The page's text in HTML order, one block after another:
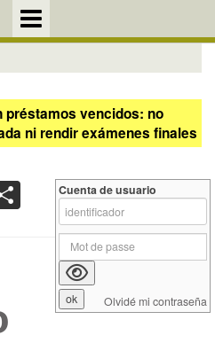
préstamos vencidos: no
ni rendir exámenes finales
Cuenta de usuario
Olvidé mi contraseña